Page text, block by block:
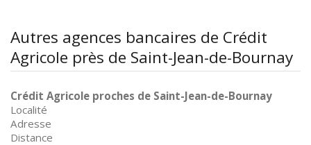
Autres agences bancaires de Crédit
Agricole près de Saint-Jean-de-Bournay
Crédit Agricole proches de Saint-Jean-de-Bournay
Localité
Adresse
Distance